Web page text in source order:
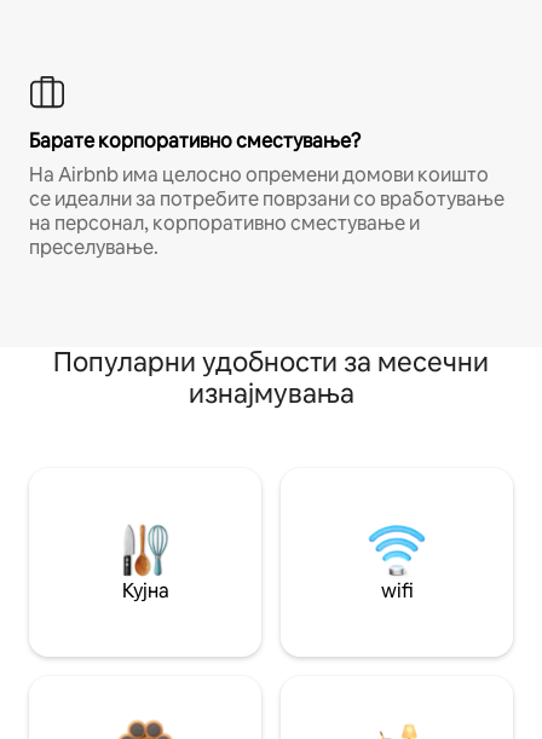
Барате корпоративно сместување?
На Airbnb има целосно опремени домови коишто
се идеални за потребите поврзани со вработување
на персонал, корпоративно сместување и
преселување.
Популарни удобности за месечни
изнајмувања
Кујна wifi